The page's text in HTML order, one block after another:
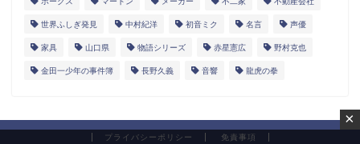
世界ふしぎ発見 中村紀洋 初音ミク 名言 声優
家具 山口県 物語シリーズ 赤星憲広 野村克也
金田一少年の事件簿 長野久義 音響 龍虎の拳
プライバシーポリシー 免責事項
×